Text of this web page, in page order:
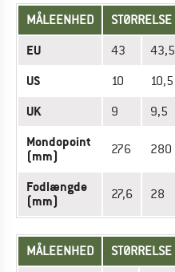
MÅLEENHED STØRRELSE
EU 43 43,5
US 10 10,5
UK 9 9,5
Mondopoint
(mm)
276 280
Fodlængde
(mm)
27,6 28
MÅLEENHED STØRRELSE